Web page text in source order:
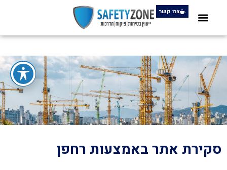
צרו קשר
סקירת אתר באמצעות רחפן